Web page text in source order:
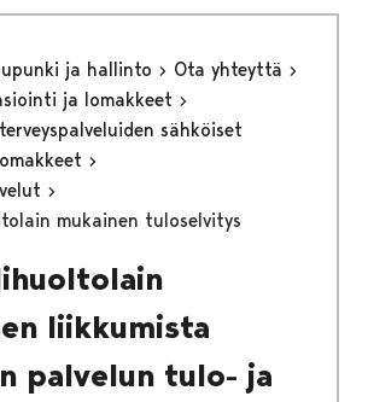
ja hallinto
Ota yhteyttä
ja lomakkeet
sähköiset
mukainen tuloselvitys
liikkumista
palvelun tulo- ja